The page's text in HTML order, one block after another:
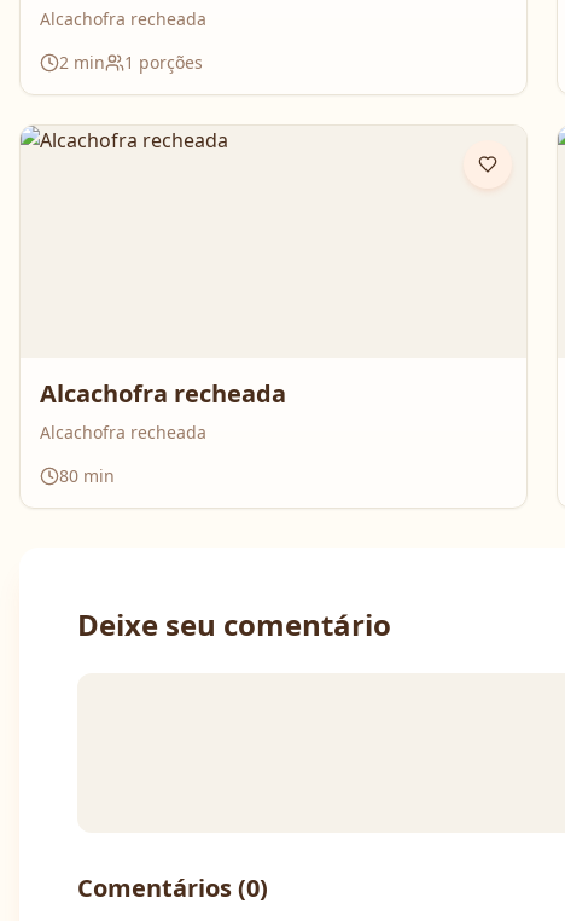
Alcachofra recheada
2 min 1 porções
Alcachofra recheada
Alcachofra recheada
80 min
Deixe seu comentário
Comentários (0)